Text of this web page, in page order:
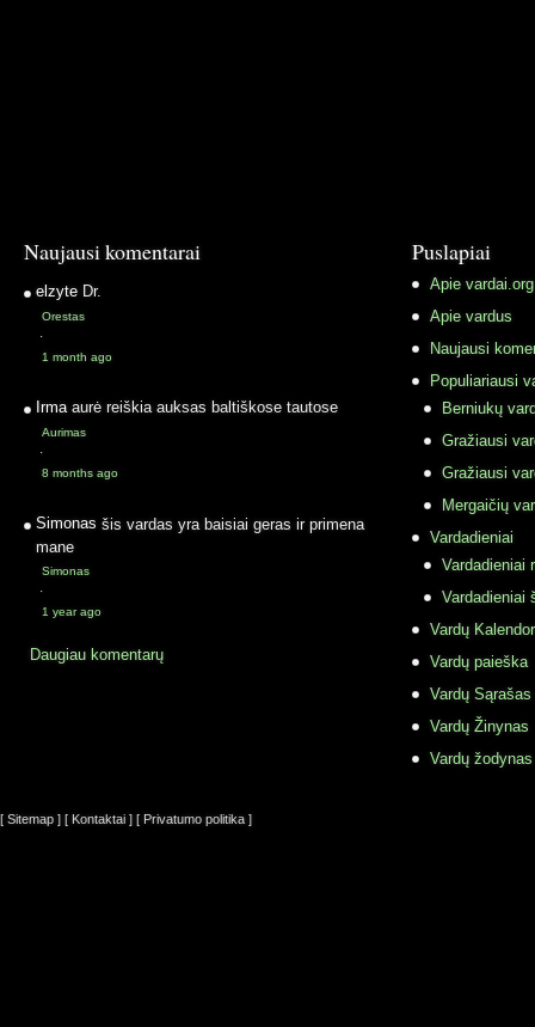
Naujausi komentarai
elzyte Dr.
Orestas
·
1 month ago
Irma aurė reiškia auksas baltiškose tautose
Aurimas
·
8 months ago
Simonas šis vardas yra baisiai geras ir primena
mane
Simonas
·
1 year ago
Daugiau komentarų
Puslapiai
Apie vardai.org
Apie vardus
Naujausi
Populiariausi
Berniukų
Gražiausi
Gražiausi
Mergaičių
Vardadieniai
Vardadieniai
Vardadieniai
Vardų
Vardų paieška
Vardų Sąrašas
Vardų Žinynas
Vardų
[ Sitemap ] [ Kontaktai ] [ Privatumo politika ]